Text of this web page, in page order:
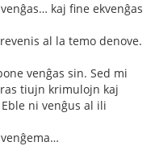
kaj fine ekvenĝas
al la temo denove.
venĝas sin. Sed mi
tiujn krimulojn kaj
ni venĝus al ili